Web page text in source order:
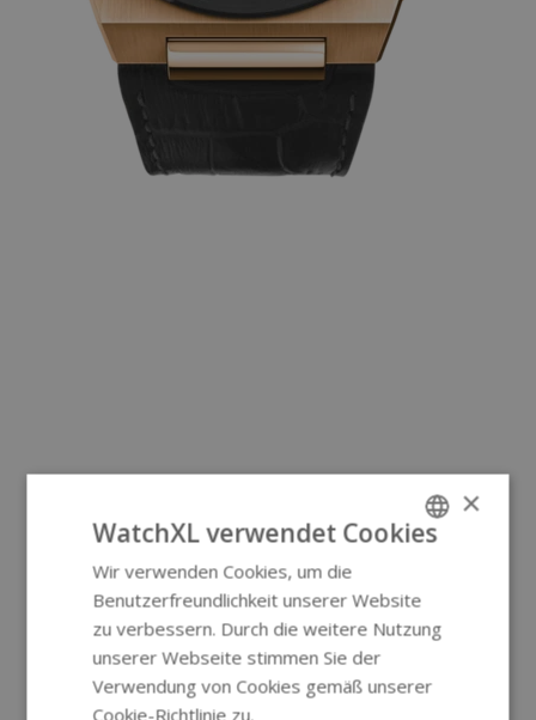
GERMAN
×
WatchXL verwendet Cookies
Wir verwenden Cookies, um die
Benutzerfreundlichkeit unserer Website
zu verbessern. Durch die weitere Nutzung
unserer Webseite stimmen Sie der
Verwendung von Cookies gemäß unserer
Cookie-Richtlinie zu.